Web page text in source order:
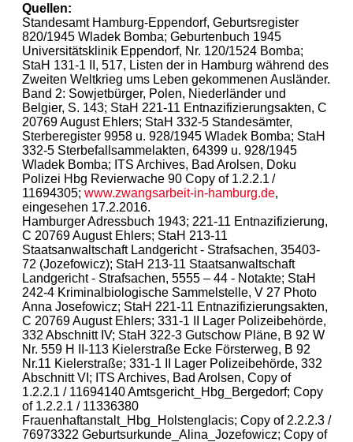
Quellen:
Standesamt Hamburg-Eppendorf, Geburtsregister
820/1945 Wladek Bomba; Geburtenbuch 1945
Universitätsklinik Eppendorf, Nr. 120/1524 Bomba;
StaH 131-1 II, 517, Listen der in Hamburg während des
Zweiten Weltkrieg ums Leben gekommenen Ausländer.
Band 2: Sowjetbürger, Polen, Niederländer und
Belgier, S. 143; StaH 221-11 Entnazifizierungsakten, C
20769 August Ehlers; StaH 332-5 Standesämter,
Sterberegister 9958 u. 928/1945 Wladek Bomba; StaH
332-5 Sterbefallsammelakten, 64399 u. 928/1945
Wladek Bomba; ITS Archives, Bad Arolsen, Doku
Polizei Hbg Revierwache 90 Copy of 1.2.2.1 /
11694305; www.zwangsarbeit-in-hamburg.de,
eingesehen 17.2.2016.
Hamburger Adressbuch 1943; 221-11 Entnazifizierung,
C 20769 August Ehlers; StaH 213-11
Staatsanwaltschaft Landgericht - Strafsachen, 35403-
72 (Jozefowicz); StaH 213-11 Staatsanwaltschaft
Landgericht - Strafsachen, 5555 – 44 - Notakte; StaH
242-4 Kriminalbiologische Sammelstelle, V 27 Photo
Anna Josefowicz; StaH 221-11 Entnazifizierungsakten,
C 20769 August Ehlers; 331-1 II Lager Polizeibehörde,
332 Abschnitt IV; StaH 322-3 Gutschow Pläne, B 92 W
Nr. 559 H II-113 Kielerstraße Ecke Försterweg, B 92
Nr.11 Kielerstraße; 331-1 II Lager Polizeibehörde, 332
Abschnitt VI; ITS Archives, Bad Arolsen, Copy of
1.2.2.1 / 11694140 Amtsgericht_Hbg_Bergedorf; Copy
of 1.2.2.1 / 11336380
Frauenhaftanstalt_Hbg_Holstenglacis; Copy of 2.2.2.3 /
76973322 Geburtsurkunde_Alina_Jozefowicz; Copy of